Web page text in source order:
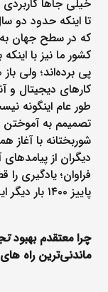
خیلی جاها
تا اینکه حدود دو
که در سطح جهان
کشور ما نیز با
پی برده‌اند؛ ولی
کارهای دیجیتال و
طور عام اینگونه
تصمیمم به آموختن
شوربختانه با
دیگران از
پاییز ۱۴۰۰ بار دیگر این سایت را فعال کردم.
چرا معتقدم بهبود
ماندنی‌ترین راه